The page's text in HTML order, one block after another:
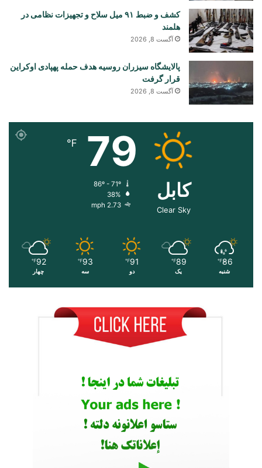
کشف و ضبط ۹۱ میل سلاح و تجهیزات نظامی در
هلمند
آگست 8, 2026
پالایشگاه سیزران روسیه هدف حمله پهپادی اوکراین
قرار گرفت
آگست 8, 2026
کابل
Clear Sky
79
℉
38%
2.73 mph
86
℉
شنبه
89
℉
یک
91
℉
دو
93
℉
سه
92
℉
چهار